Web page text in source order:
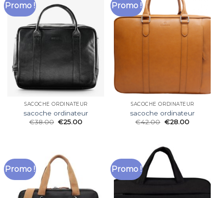
Promo !
SACOCHE ORDINATEUR
sacoche ordinateur
€38.00 €25.00
Promo !
SACOCHE ORDINATEUR
sacoche ordinateur
€42.00 €28.00
Promo ! Promo !